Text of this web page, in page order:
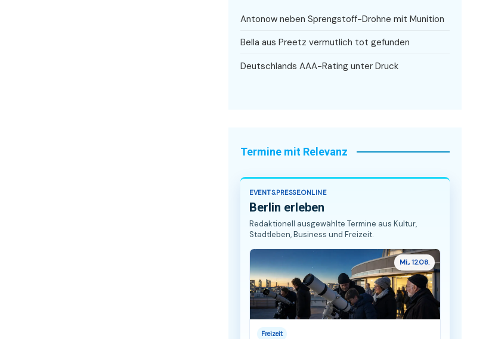
Antonow neben Sprengstoff-Drohne mit Munition
Bella aus Preetz vermutlich tot gefunden
Deutschlands AAA-Rating unter Druck
Termine mit Relevanz
EVENTS.PRESSE.ONLINE
Berlin erleben
Redaktionell ausgewählte Termine aus Kultur,
Stadtleben, Business und Freizeit.
Mi., 12.08.
Freizeit